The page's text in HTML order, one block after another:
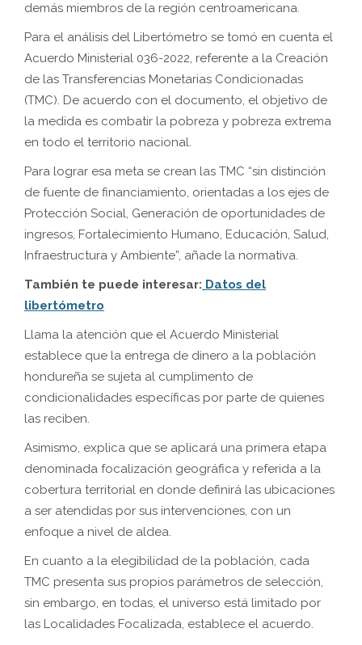
demás miembros de la región centroamericana.
Para el análisis del Libertómetro se tomó en cuenta el
Acuerdo Ministerial 036-2022, referente a la Creación
de las Transferencias Monetarias Condicionadas
(TMC). De acuerdo con el documento, el objetivo de
la medida es combatir la pobreza y pobreza extrema
en todo el territorio nacional.
Para lograr esa meta se crean las TMC “sin distinción
de fuente de financiamiento, orientadas a los ejes de
Protección Social, Generación de oportunidades de
ingresos, Fortalecimiento Humano, Educación, Salud,
Infraestructura y Ambiente”, añade la normativa.
También te puede interesar: Datos del
libertómetro
Llama la atención que el Acuerdo Ministerial
establece que la entrega de dinero a la población
hondureña se sujeta al cumplimento de
condicionalidades específicas por parte de quienes
las reciben.
Asimismo, explica que se aplicará una primera etapa
denominada focalización geográfica y referida a la
cobertura territorial en donde definirá las ubicaciones
a ser atendidas por sus intervenciones, con un
enfoque a nivel de aldea.
En cuanto a la elegibilidad de la población, cada
TMC presenta sus propios parámetros de selección,
sin embargo, en todas, el universo está limitado por
las Localidades Focalizada, establece el acuerdo.